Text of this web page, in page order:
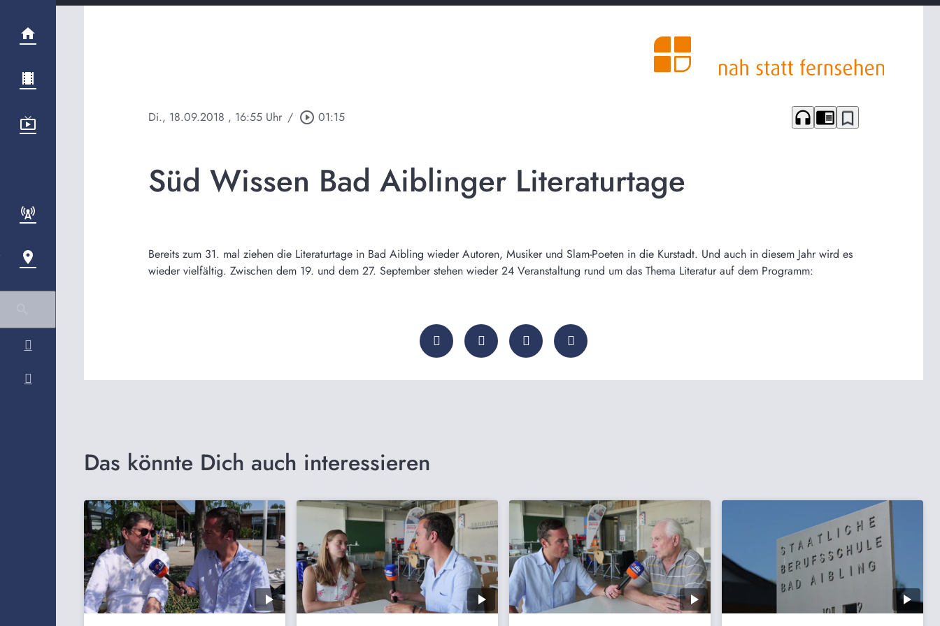
Di., 18.09.2018 , 16:55 Uhr / play_circle_outline 01:15 headphones chrome_reader_mode bookmark_border
Süd Wissen Bad Aiblinger Literaturtage
Bereits zum 31. mal ziehen die Literaturtage in Bad Aibling wieder Autoren, Musiker und Slam-Poeten in die Kurstadt. Und auch in diesem Jahr wird es
wieder vielfältig. Zwischen dem 19. und dem 27. September stehen wieder 24 Veranstaltung rund um das Thema Literatur auf dem Programm:
Das könnte Dich auch interessieren